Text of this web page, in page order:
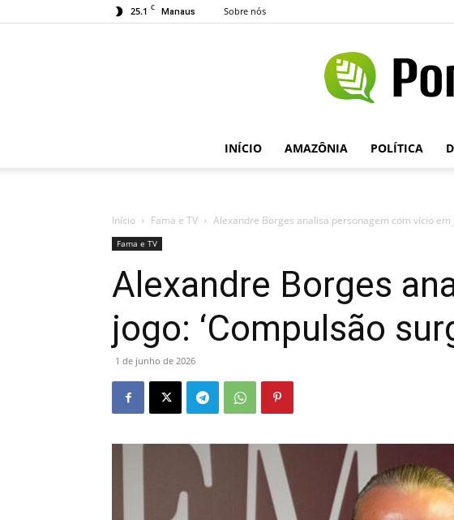
25.1 C Manaus Sobre nós
INÍCIO AMAZÔNIA POLÍTICA
Início Fama e TV Alexandre Borges analisa personagem com vício
Fama e TV
Alexandre Borges
jogo: ‘Compulsão
1 de junho de 2026